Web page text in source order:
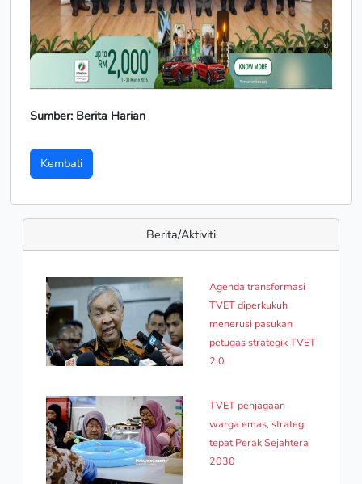
Sumber: Berita Harian
Kembali
Berita/Aktiviti
Agenda transformasi
TVET diperkukuh
menerusi pasukan
petugas strategik TVET
2.0
TVET penjagaan
warga emas, strategi
tepat Perak Sejahtera
2030